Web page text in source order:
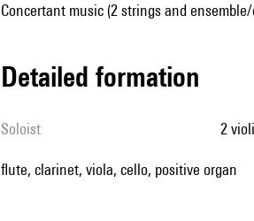
Concertant music (2 strings and
detailed formation
Soloist 2
flute, clarinet, viola, cello, positive organ